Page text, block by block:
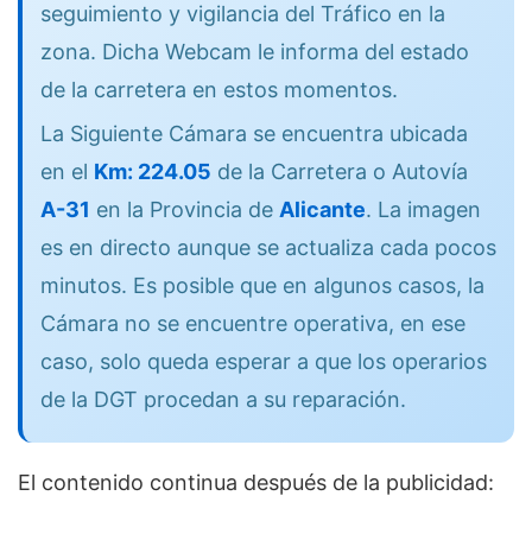
seguimiento y vigilancia del Tráfico en la
zona. Dicha Webcam le informa del estado
de la carretera en estos momentos.
La Siguiente Cámara se encuentra ubicada
en el Km: 224.05 de la Carretera o Autovía
A-31 en la Provincia de Alicante. La imagen
es en directo aunque se actualiza cada pocos
minutos. Es posible que en algunos casos, la
Cámara no se encuentre operativa, en ese
caso, solo queda esperar a que los operarios
de la DGT procedan a su reparación.
El contenido continua después de la publicidad: